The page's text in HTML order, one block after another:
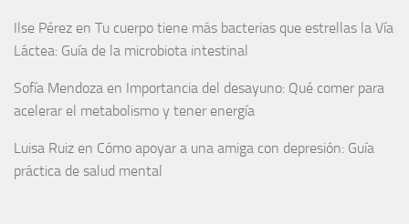
Ilse Pérez en Tu cuerpo tiene más bacterias que estrellas la Vía
Láctea: Guía de la microbiota intestinal
Sofía Mendoza en Importancia del desayuno: Qué comer para
acelerar el metabolismo y tener energía
Luisa Ruiz en Cómo apoyar a una amiga con depresión: Guía
práctica de salud mental